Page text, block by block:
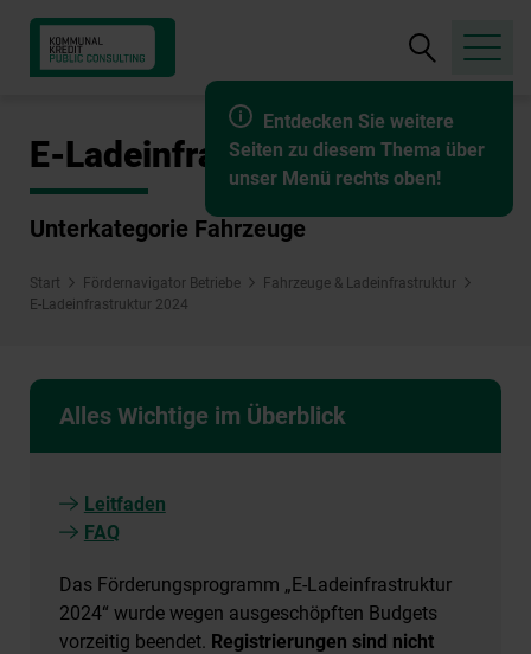
Entdecken Sie weitere
Seiten zu diesem Thema über
unser Menü rechts oben!
Suche
öffnen
E-Ladeinfrastruktur 2024
Unterkategorie Fahrzeuge
Start Fördernavigator Betriebe
Fahrzeuge & Ladeinfrastruktur
E-Ladeinfrastruktur 2024
Alles Wichtige im Überblick
Leitfaden
FAQ
Das Förderungsprogramm „E-Ladeinfrastruktur
2024“ wurde wegen ausgeschöpften Budgets
vorzeitig beendet. Registrierungen sind nicht